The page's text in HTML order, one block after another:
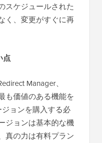
スケジュールされた
く、変更がすぐに再
点
Manager、
も価値のある機能を
ョンを購入する必
ジョンは基本的な機
真の力は有料プラン